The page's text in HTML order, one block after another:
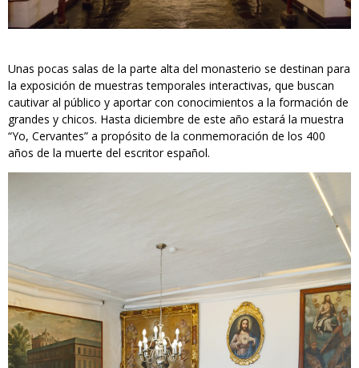
Unas pocas salas de la parte alta del monasterio se destinan para
la exposición de muestras temporales interactivas, que buscan
cautivar al público y aportar con conocimientos a la formación de
grandes y chicos. Hasta diciembre de este año estará la muestra
“Yo, Cervantes” a propósito de la conmemoración de los 400
años de la muerte del escritor español.